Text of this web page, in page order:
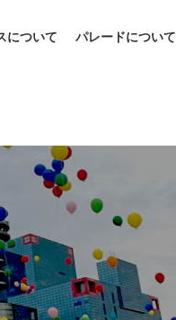
について パレードについて